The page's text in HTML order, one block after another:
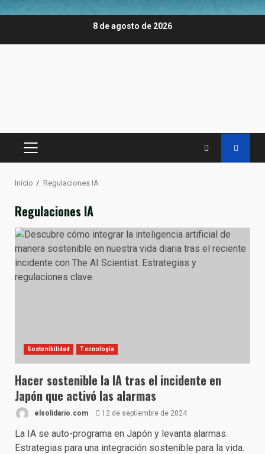
8 de agosto de 2026
MENÚ
Inicio Regulaciones IA
Regulaciones IA
Sostenibilidad Tecnología
Hacer sostenible la IA tras el incidente en
Japón que activó las alarmas
elsolidario.com 12 de septiembre de 2024
La IA se auto-programa en Japón y levanta alarmas.
Estrategias para una integración sostenible para la vida.